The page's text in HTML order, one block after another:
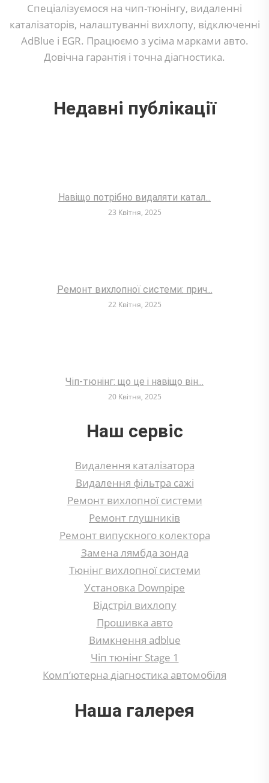
Спеціалізуємося на чип-тюнінгу, видаленні
каталізаторів, налаштуванні вихлопу, відключенні
AdBlue і EGR. Працюємо з усіма марками авто.
Довічна гарантія і точна діагностика.
Недавні публікації
Навіщо потрібно видаляти катал...
23 Квітня, 2025
Ремонт вихлопної системи: прич...
22 Квітня, 2025
Чіп-тюнінг: що це і навіщо він...
20 Квітня, 2025
Наш сервіс
Видалення каталізатора
Видалення фільтра сажі
Ремонт вихлопної системи
Ремонт глушників
Ремонт випускного колектора
Замена лямбда зонда
Тюнінг вихлопної системи
Установка Downpipe
Відстріл вихлопу
Прошивка авто
Вимкнення adblue
Чіп тюнінг Stage 1
Комп’ютерна діагностика автомобіля
Наша галерея